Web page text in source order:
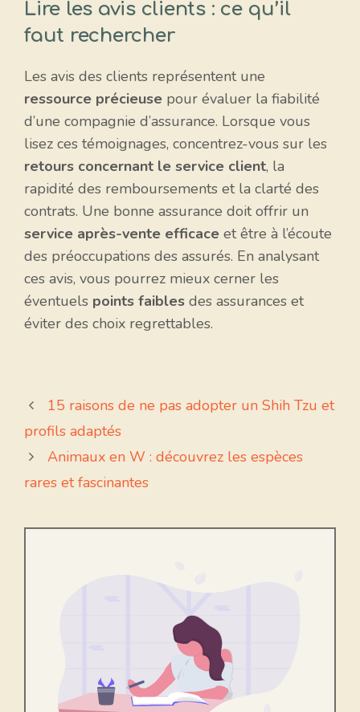
Lire les avis clients : ce qu’il
faut rechercher
Les avis des clients représentent une
ressource précieuse pour évaluer la fiabilité
d’une compagnie d’assurance. Lorsque vous
lisez ces témoignages, concentrez-vous sur les
retours concernant le service client, la
rapidité des remboursements et la clarté des
contrats. Une bonne assurance doit offrir un
service après-vente efficace et être à l’écoute
des préoccupations des assurés. En analysant
ces avis, vous pourrez mieux cerner les
éventuels points faibles des assurances et
éviter des choix regrettables.
15 raisons de ne pas adopter un Shih Tzu et
profils adaptés
Animaux en W : découvrez les espèces
rares et fascinantes